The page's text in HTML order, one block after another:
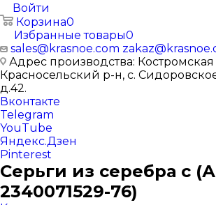
Войти
Корзина0
Избранные товары0
sales@krasnoe.com
Адрес производства: Костромская
Красносельский р-н, с.
д.42.
Вконтакте
Telegram
YouTube
Яндекс.Дзен
Pinterest
Серьги из серебра с
2340071529-76)